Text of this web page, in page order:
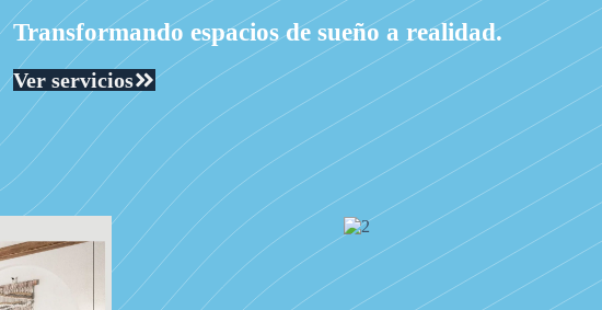
Transformando espacios de sueño a realidad.
Ver servicios